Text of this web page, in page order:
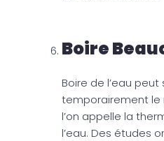
Boire
Boire de l’eau peut
temporairement le
l’on appelle la
l’eau. Des études